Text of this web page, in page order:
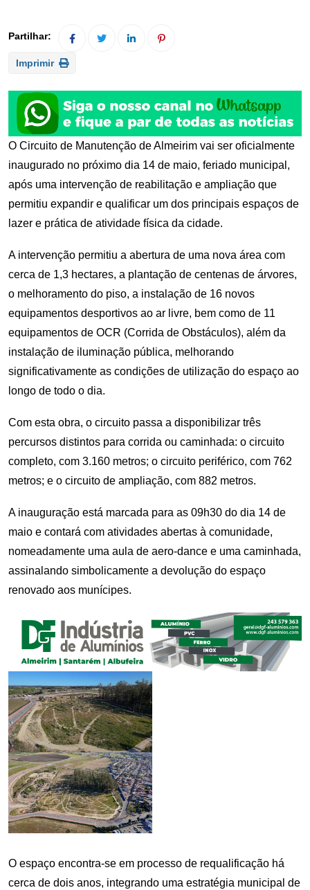
Imprimir
O Circuito de Manutenção de Almeirim vai ser oficialmente
inaugurado no próximo dia 14 de maio, feriado municipal,
após uma intervenção de reabilitação e ampliação que
permitiu expandir e qualificar um dos principais espaços de
lazer e prática de atividade física da cidade.
A intervenção permitiu a abertura de uma nova área com
cerca de 1,3 hectares, a plantação de centenas de árvores,
o melhoramento do piso, a instalação de 16 novos
equipamentos desportivos ao ar livre, bem como de 11
equipamentos de OCR (Corrida de Obstáculos), além da
instalação de iluminação pública, melhorando
significativamente as condições de utilização do espaço ao
longo de todo o dia.
Com esta obra, o circuito passa a disponibilizar três
percursos distintos para corrida ou caminhada: o circuito
completo, com 3.160 metros; o circuito periférico, com 762
metros; e o circuito de ampliação, com 882 metros.
A inauguração está marcada para as 09h30 do dia 14 de
maio e contará com atividades abertas à comunidade,
nomeadamente uma aula de aero‑dance e uma caminhada,
assinalando simbolicamente a devolução do espaço
renovado aos munícipes.
O espaço encontra‑se em processo de requalificação há
cerca de dois anos, integrando uma estratégia municipal de